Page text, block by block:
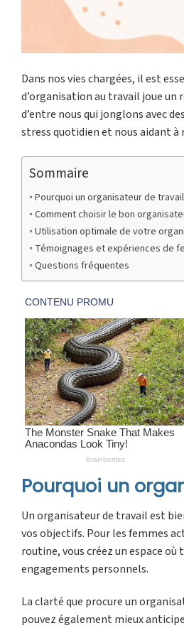
Dans nos vies chargées, il est
d’organisation au travail joue
d’entre nous qui jonglons avec
stress quotidien et nous aidant
Sommaire
Pourquoi un organisateur de
Comment choisir le bon
Utilisation optimale de votre
Témoignages et expériences de
Questions fréquentes
Pourquoi un
Un organisateur de travail est
vos objectifs. Pour les femmes
routine, vous créez un espace
engagements personnels.
La clarté que procure un
pouvez également mieux